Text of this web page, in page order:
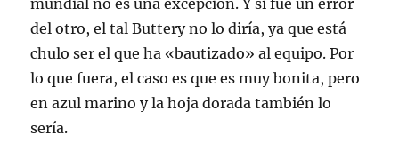
mundial no es una excepción. Y si fue un error
del otro, el tal Buttery no lo diría, ya que está
chulo ser el que ha «bautizado» al equipo. Por
lo que fuera, el caso es que es muy bonita, pero
en azul marino y la hoja dorada también lo
sería.